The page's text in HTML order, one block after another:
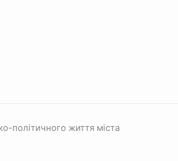
політичного життя міста